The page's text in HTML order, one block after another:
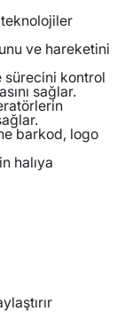
ve hareketini
sürecini kontrol
sağlar.
barkod, logo
halıya